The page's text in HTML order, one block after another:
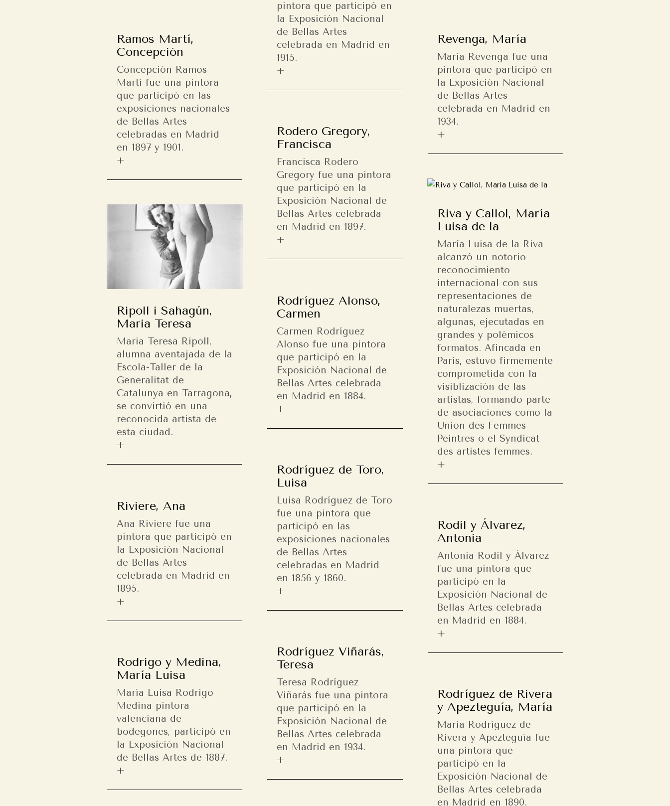
Ramos Martí,
Concepción
Concepción Ramos
Martí fue una pintora
que participó en las
exposiciones nacionales
de Bellas Artes
celebradas en Madrid
en 1897 y 1901.
Ripoll i Sahagún,
Maria Teresa
Maria Teresa Ripoll,
alumna aventajada de la
Escola-Taller de la
Generalitat de
Catalunya en Tarragona,
se convirtió en una
reconocida artista de
esta ciudad.
Riviere, Ana
Ana Riviere fue una
pintora que participó en
la Exposición Nacional
de Bellas Artes
celebrada en Madrid en
1895.
Rodrigo y Medina,
María Luisa
María Luisa Rodrigo
Medina pintora
valenciana de
bodegones, participó en
la Exposición Nacional
de Bellas Artes de 1887.
pintora que participó en
la Exposición Nacional
de Bellas Artes
celebrada en Madrid en
1915.
Rodero Gregory,
Francisca
Francisca Rodero
Gregory fue una pintora
que participó en la
Exposición Nacional de
Bellas Artes celebrada
en Madrid en 1897.
Rodríguez Alonso,
Carmen
Carmen Rodríguez
Alonso fue una pintora
que participó en la
Exposición Nacional de
Bellas Artes celebrada
en Madrid en 1884.
Rodríguez de Toro,
Luisa
Luisa Rodríguez de Toro
fue una pintora que
participó en las
exposiciones nacionales
de Bellas Artes
celebradas en Madrid
en 1856 y 1860.
Rodríguez Viñarás,
Teresa
Teresa Rodríguez
Viñarás fue una pintora
que participó en la
Exposición Nacional de
Bellas Artes celebrada
en Madrid en 1934.
Revenga, María
María Revenga fue una
pintora que participó en
la Exposición Nacional
de Bellas Artes
celebrada en Madrid en
1934.
Riva y Callol, María
Luisa de la
María Luisa de la Riva
alcanzó un notorio
reconocimiento
internacional con sus
representaciones de
naturalezas muertas,
algunas, ejecutadas en
grandes y polémicos
formatos. Afincada en
París, estuvo firmemente
comprometida con la
visiblización de las
artistas, formando parte
de asociaciones como la
Union des Femmes
Peintres o el Syndicat
des artistes femmes.
Rodil y Álvarez,
Antonia
Antonia Rodil y Álvarez
fue una pintora que
participó en la
Exposición Nacional de
Bellas Artes celebrada
en Madrid en 1884.
Rodríguez de Rivera
y Apezteguía, María
María Rodríguez de
Rivera y Apezteguía fue
una pintora que
participó en la
Exposición Nacional de
Bellas Artes celebrada
en Madrid en 1890.